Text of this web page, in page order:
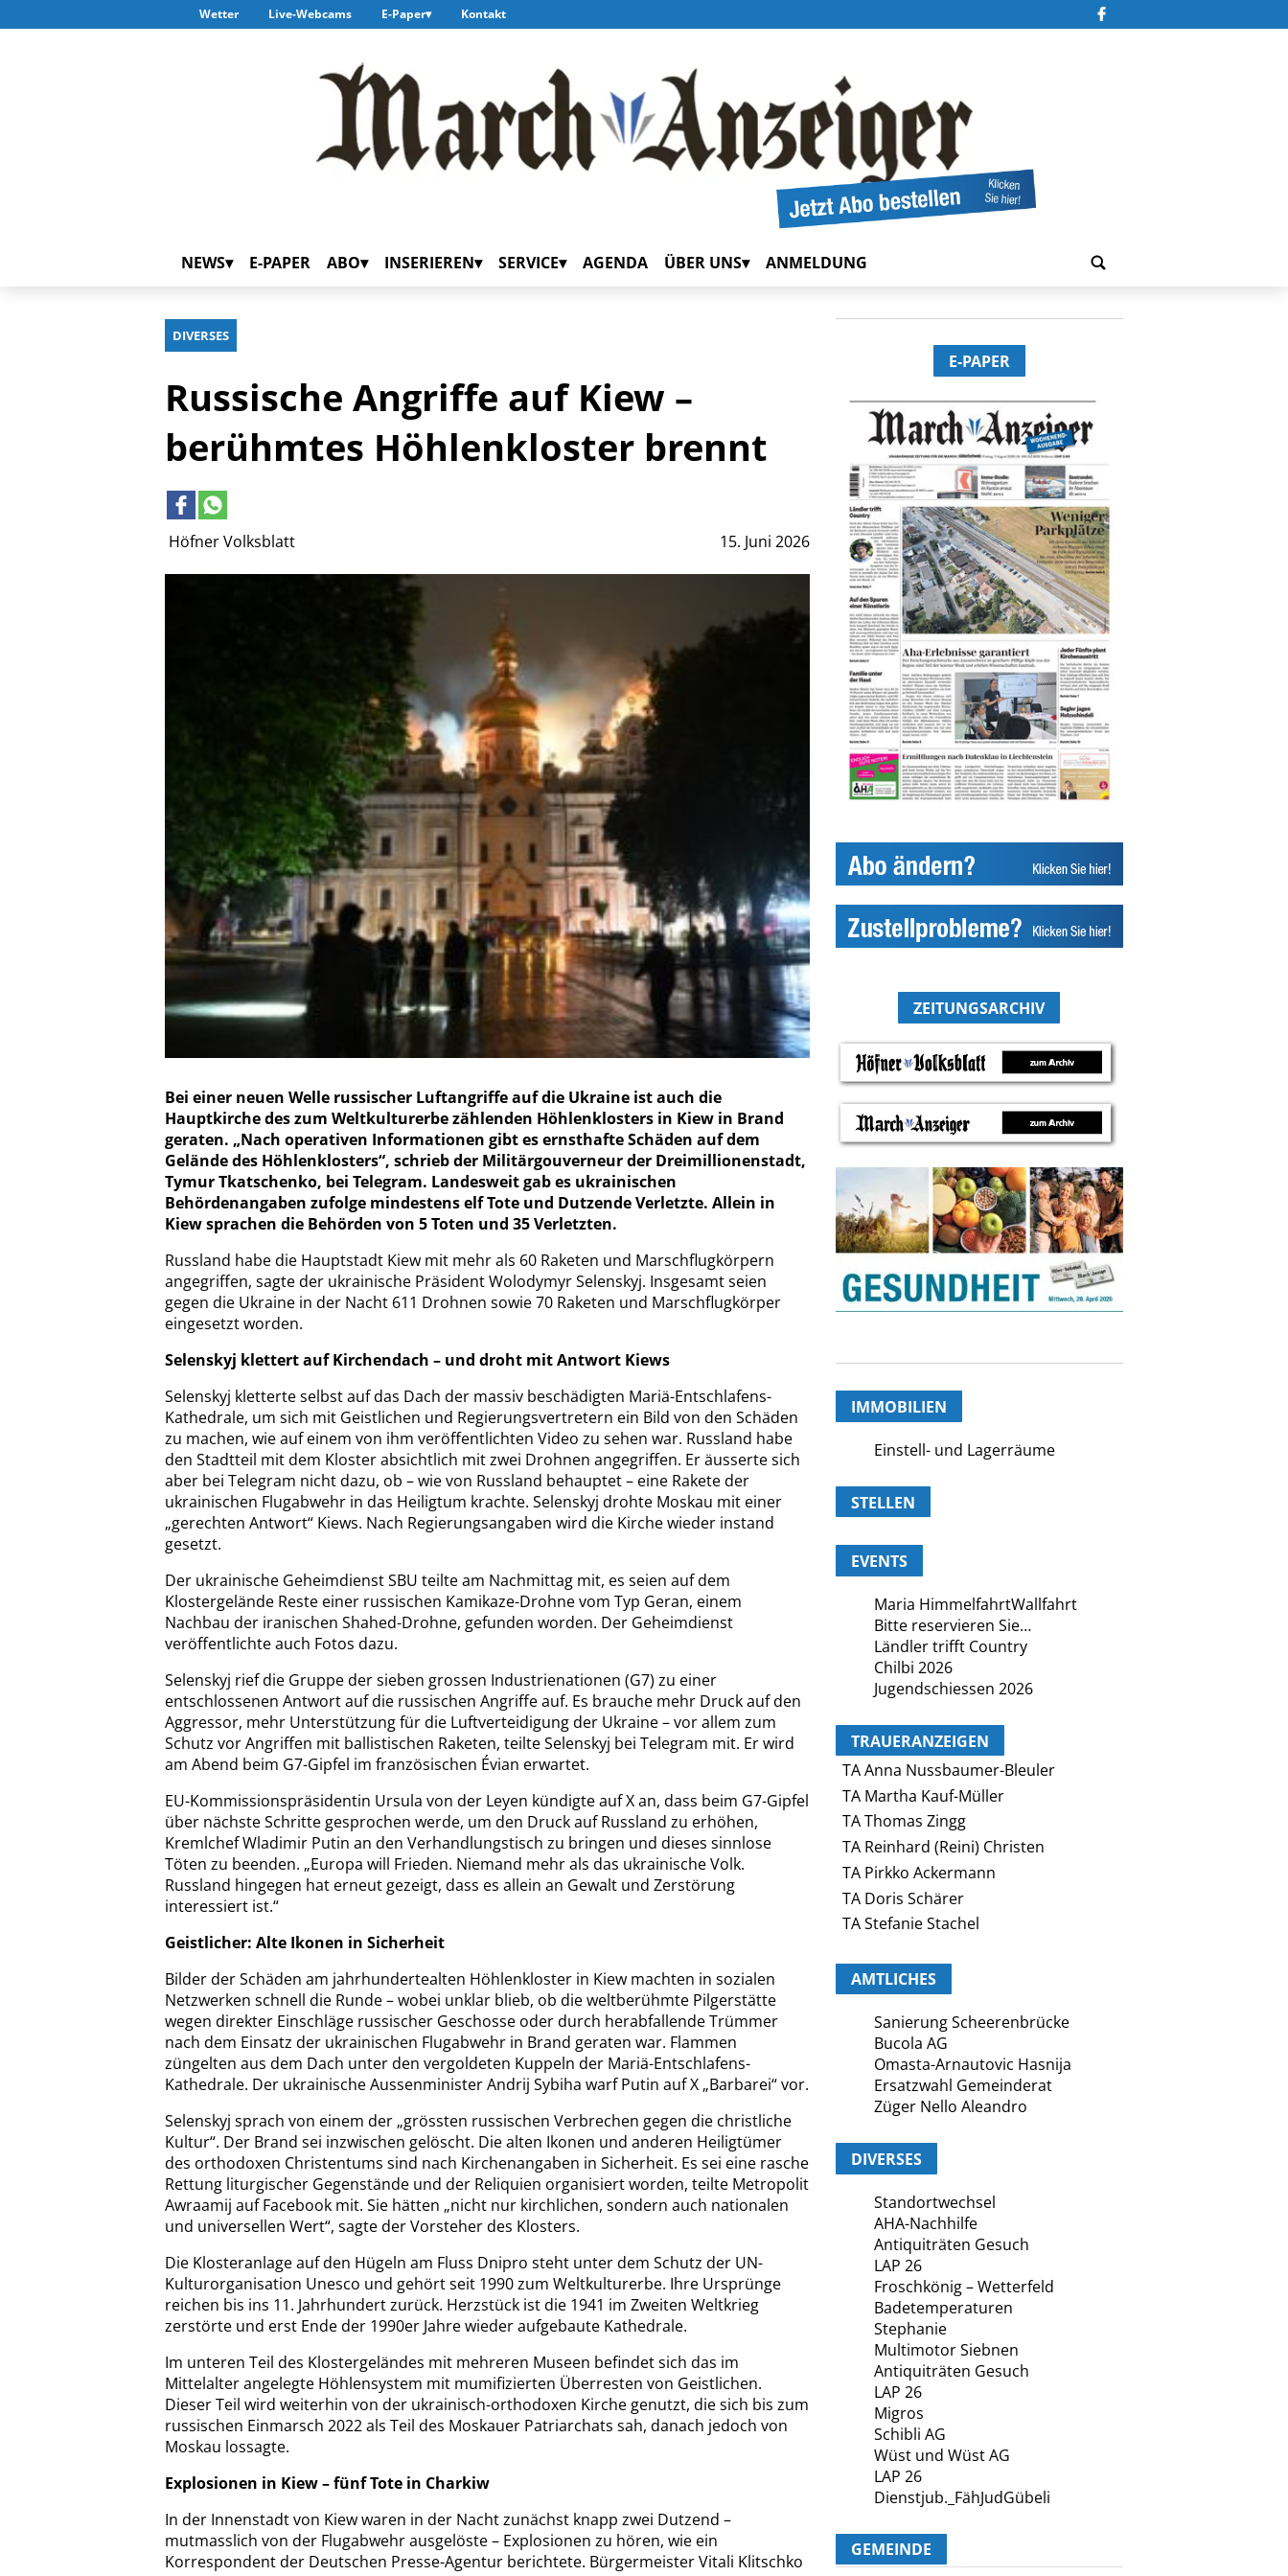
Wetter Live-Webcams E-Paper Kontakt
NEWS E-PAPER ABO INSERIEREN SERVICE AGENDA ÜBER UNS ANMELDUNG
DIVERSES
Höfner Volksblatt 15. Juni 2026
Russische Angriffe auf Kiew –
berühmtes Höhlenkloster brennt
Bei einer neuen Welle russischer Luftangriffe auf die Ukraine ist auch die
Hauptkirche des zum Weltkulturerbe zählenden Höhlenklosters in Kiew in Brand
geraten. „Nach operativen Informationen gibt es ernsthafte Schäden auf dem
Gelände des Höhlenklosters“, schrieb der Militärgouverneur der Dreimillionenstadt,
Tymur Tkatschenko, bei Telegram. Landesweit gab es ukrainischen
Behördenangaben zufolge mindestens elf Tote und Dutzende Verletzte. Allein in
Kiew sprachen die Behörden von 5 Toten und 35 Verletzten.
Russland habe die Hauptstadt Kiew mit mehr als 60 Raketen und Marschflugkörpern
angegriffen, sagte der ukrainische Präsident Wolodymyr Selenskyj. Insgesamt seien
gegen die Ukraine in der Nacht 611 Drohnen sowie 70 Raketen und Marschflugkörper
eingesetzt worden.
Selenskyj klettert auf Kirchendach – und droht mit Antwort Kiews
Selenskyj kletterte selbst auf das Dach der massiv beschädigten Mariä-Entschlafens-
Kathedrale, um sich mit Geistlichen und Regierungsvertretern ein Bild von den Schäden
zu machen, wie auf einem von ihm veröffentlichten Video zu sehen war. Russland habe
den Stadtteil mit dem Kloster absichtlich mit zwei Drohnen angegriffen. Er äusserte sich
aber bei Telegram nicht dazu, ob – wie von Russland behauptet – eine Rakete der
ukrainischen Flugabwehr in das Heiligtum krachte. Selenskyj drohte Moskau mit einer
„gerechten Antwort“ Kiews. Nach Regierungsangaben wird die Kirche wieder instand
gesetzt.
Der ukrainische Geheimdienst SBU teilte am Nachmittag mit, es seien auf dem
Klostergelände Reste einer russischen Kamikaze-Drohne vom Typ Geran, einem
Nachbau der iranischen Shahed-Drohne, gefunden worden. Der Geheimdienst
veröffentlichte auch Fotos dazu.
Selenskyj rief die Gruppe der sieben grossen Industrienationen (G7) zu einer
entschlossenen Antwort auf die russischen Angriffe auf. Es brauche mehr Druck auf den
Aggressor, mehr Unterstützung für die Luftverteidigung der Ukraine – vor allem zum
Schutz vor Angriffen mit ballistischen Raketen, teilte Selenskyj bei Telegram mit. Er wird
am Abend beim G7-Gipfel im französischen Évian erwartet.
EU-Kommissionspräsidentin Ursula von der Leyen kündigte auf X an, dass beim G7-Gipfel
über nächste Schritte gesprochen werde, um den Druck auf Russland zu erhöhen,
Kremlchef Wladimir Putin an den Verhandlungstisch zu bringen und dieses sinnlose
Töten zu beenden. „Europa will Frieden. Niemand mehr als das ukrainische Volk.
Russland hingegen hat erneut gezeigt, dass es allein an Gewalt und Zerstörung
interessiert ist.“
Geistlicher: Alte Ikonen in Sicherheit
Bilder der Schäden am jahrhundertealten Höhlenkloster in Kiew machten in sozialen
Netzwerken schnell die Runde – wobei unklar blieb, ob die weltberühmte Pilgerstätte
wegen direkter Einschläge russischer Geschosse oder durch herabfallende Trümmer
nach dem Einsatz der ukrainischen Flugabwehr in Brand geraten war. Flammen
züngelten aus dem Dach unter den vergoldeten Kuppeln der Mariä-Entschlafens-
Kathedrale. Der ukrainische Aussenminister Andrij Sybiha warf Putin auf X „Barbarei“ vor.
Selenskyj sprach von einem der „grössten russischen Verbrechen gegen die christliche
Kultur“. Der Brand sei inzwischen gelöscht. Die alten Ikonen und anderen Heiligtümer
des orthodoxen Christentums sind nach Kirchenangaben in Sicherheit. Es sei eine rasche
Rettung liturgischer Gegenstände und der Reliquien organisiert worden, teilte Metropolit
Awraamij auf Facebook mit. Sie hätten „nicht nur kirchlichen, sondern auch nationalen
und universellen Wert“, sagte der Vorsteher des Klosters.
Die Klosteranlage auf den Hügeln am Fluss Dnipro steht unter dem Schutz der UN-
Kulturorganisation Unesco und gehört seit 1990 zum Weltkulturerbe. Ihre Ursprünge
reichen bis ins 11. Jahrhundert zurück. Herzstück ist die 1941 im Zweiten Weltkrieg
zerstörte und erst Ende der 1990er Jahre wieder aufgebaute Kathedrale.
Im unteren Teil des Klostergeländes mit mehreren Museen befindet sich das im
Mittelalter angelegte Höhlensystem mit mumifizierten Überresten von Geistlichen.
Dieser Teil wird weiterhin von der ukrainisch-orthodoxen Kirche genutzt, die sich bis zum
russischen Einmarsch 2022 als Teil des Moskauer Patriarchats sah, danach jedoch von
Moskau lossagte.
Explosionen in Kiew – fünf Tote in Charkiw
In der Innenstadt von Kiew waren in der Nacht zunächst knapp zwei Dutzend –
mutmasslich von der Flugabwehr ausgelöste – Explosionen zu hören, wie ein
Korrespondent der Deutschen Presse-Agentur berichtete. Bürgermeister Vitali Klitschko
E-PAPER
ZEITUNGSARCHIV
IMMOBILIEN
Einstell- und Lagerräume
STELLEN
EVENTS
Maria HimmelfahrtWallfahrt
Bitte reservieren Sie…
Ländler trifft Country
Chilbi 2026
Jugendschiessen 2026
TRAUERANZEIGEN
TA Anna Nussbaumer-Bleuler
TA Martha Kauf-Müller
TA Thomas Zingg
TA Reinhard (Reini) Christen
TA Pirkko Ackermann
TA Doris Schärer
TA Stefanie Stachel
AMTLICHES
Sanierung Scheerenbrücke
Bucola AG
Omasta-Arnautovic Hasnija
Ersatzwahl Gemeinderat
Züger Nello Aleandro
DIVERSES
Standortwechsel
AHA-Nachhilfe
Antiquiträten Gesuch
LAP 26
Froschkönig – Wetterfeld
Badetemperaturen
Stephanie
Multimotor Siebnen
Antiquiträten Gesuch
LAP 26
Migros
Schibli AG
Wüst und Wüst AG
LAP 26
Dienstjub._FähJudGübeli
GEMEINDE